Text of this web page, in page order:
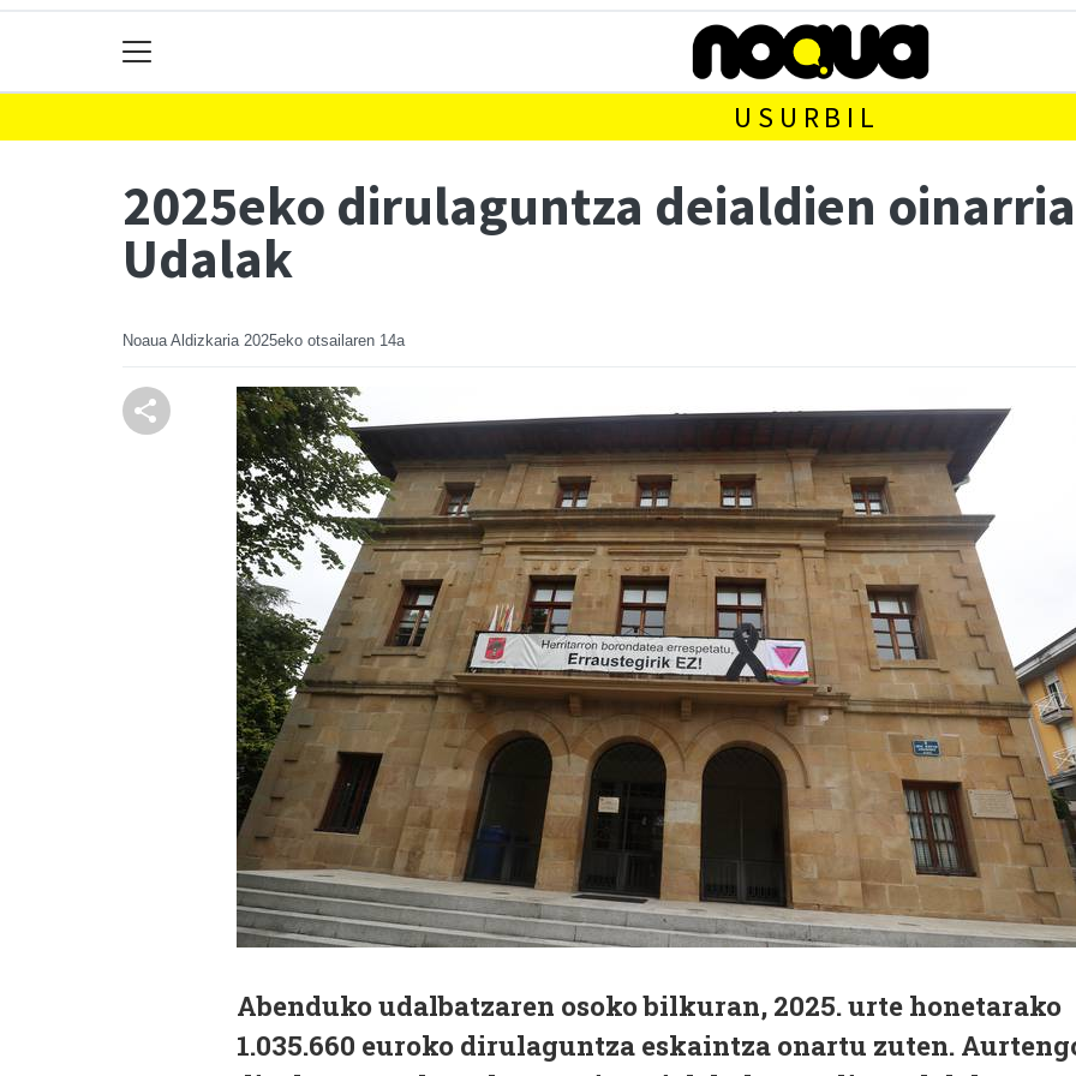
USURBIL
2025eko dirulaguntza deialdien
Udalak
Noaua Aldizkaria 2025eko otsailaren 14a
Abenduko udalbatzaren osoko bilkuran, 2025. urte honetarako
1.035.660 euroko dirulaguntza eskaintza onartu zuten.